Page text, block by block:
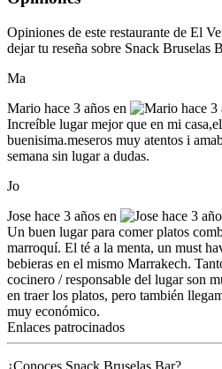
Opiniones de este restaurante de El
dejar tu reseña sobre Snack Bruselas
Ma
Mario hace 3 años en
Increíble lugar mejor que en mi
buenisima.meseros muy atentos i
semana sin lugar a dudas.
Jo
Jose hace 3 años en
Un buen lugar para comer platos
marroquí. El té a la menta, un must
bebieras en el mismo Marrakech.
cocinero / responsable del lugar son
en traer los platos, pero también
muy económico.
Enlaces patrocinados
¿Conoces Snack Bruselas Bar?